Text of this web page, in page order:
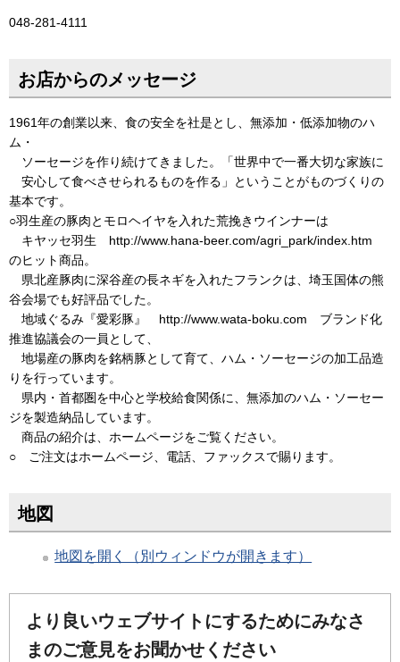
048-281-4111
お店からのメッセージ
1961年の創業以来、食の安全を社是とし、無添加・低添加物のハ
ム・
ソーセージを作り続けてきました。「世界中で一番大切な家族に
安心して食べさせられるものを作る」ということがものづくりの
基本です。
○羽生産の豚肉とモロヘイヤを入れた荒挽きウインナーは
キヤッセ羽生 http://www.hana-beer.com/agri_park/index.htm
のヒット商品。
県北産豚肉に深谷産の長ネギを入れたフランクは、埼玉国体の熊
谷会場でも好評品でした。
地域ぐるみ『愛彩豚』 http://www.wata-boku.com ブランド化
推進協議会の一員として、
地場産の豚肉を銘柄豚として育て、ハム・ソーセージの加工品造
りを行っています。
県内・首都圏を中心と学校給食関係に、無添加のハム・ソーセー
ジを製造納品しています。
商品の紹介は、ホームページをご覧ください。
○ ご注文はホームページ、電話、ファックスで賜ります。
地図
地図を開く（別ウィンドウが開きます）
より良いウェブサイトにするためにみなさ
まのご意見をお聞かせください